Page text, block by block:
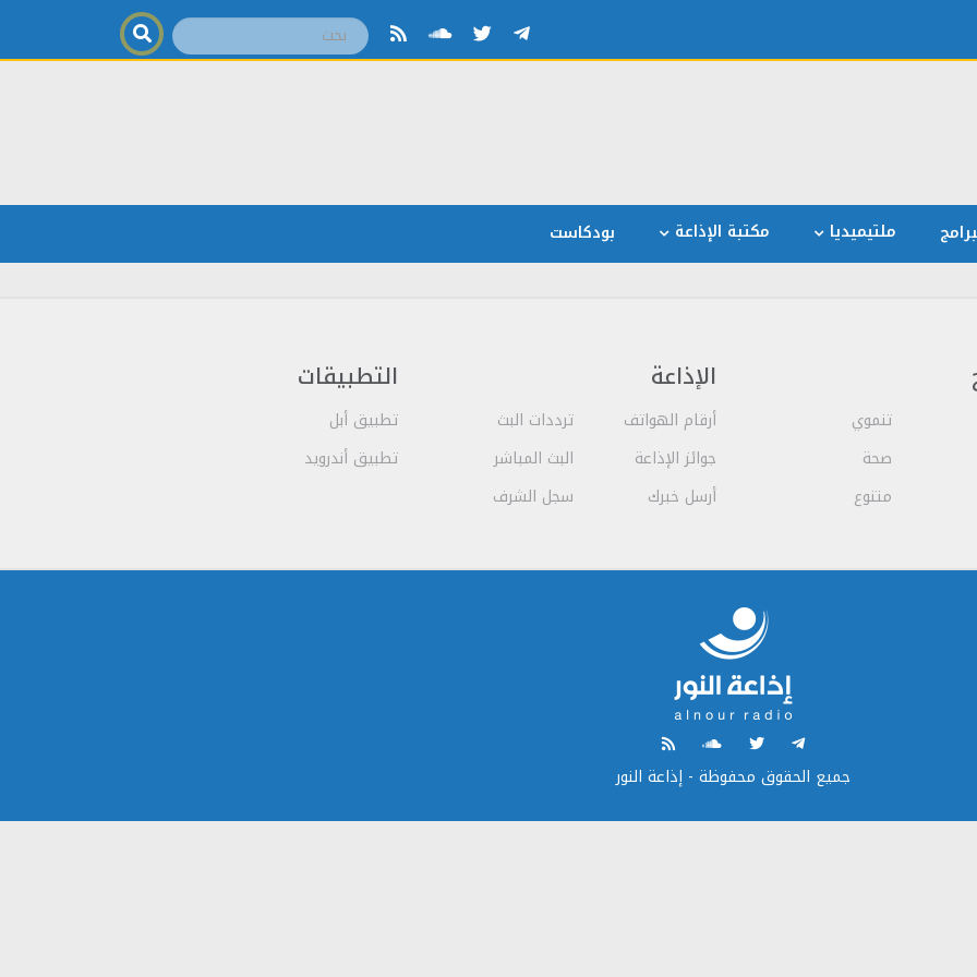
ملتيميديا مكتبة الإذاعة بودكاست
تنموي
صحة
متنوع
الإذاعة
أرقام الهواتف
جوائز الإذاعة
أرسل خبرك
ترددات البث
البث المباشر
سجل الشرف
التطبيقات
تطبيق أبل
تطبيق أندرويد
جميع الحقوق محفوظة - إذاعة النور